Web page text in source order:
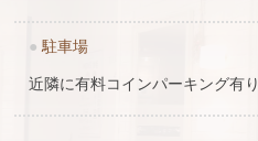
● 駐車場
近隣に有料コインパーキング有り